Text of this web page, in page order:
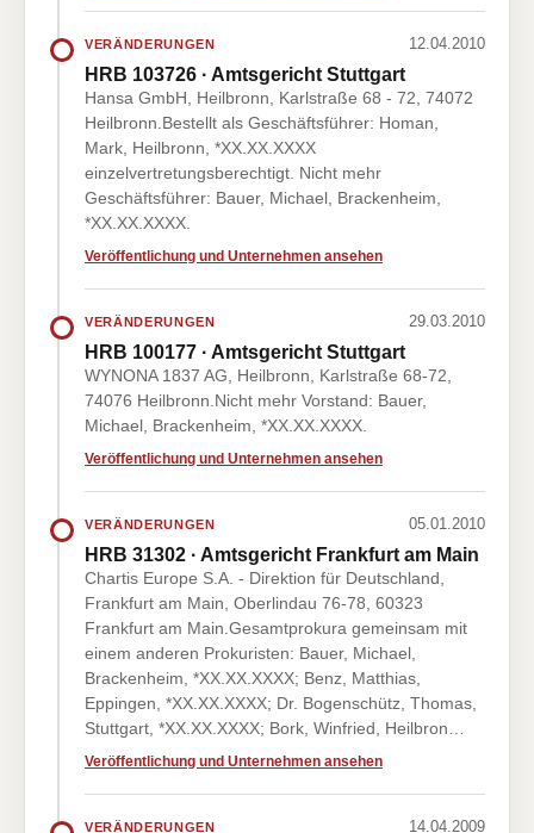
VERÄNDERUNGEN 12.04.2010
HRB 103726 · Amtsgericht Stuttgart
Hansa GmbH, Heilbronn, Karlstraße 68 - 72, 74072
Heilbronn.Bestellt als Geschäftsführer: Homan,
Mark, Heilbronn, *XX.XX.XXXX
einzelvertretungsberechtigt. Nicht mehr
Geschäftsführer: Bauer, Michael, Brackenheim,
*XX.XX.XXXX.
Veröffentlichung und Unternehmen ansehen
VERÄNDERUNGEN 29.03.2010
HRB 100177 · Amtsgericht Stuttgart
WYNONA 1837 AG, Heilbronn, Karlstraße 68-72,
74076 Heilbronn.Nicht mehr Vorstand: Bauer,
Michael, Brackenheim, *XX.XX.XXXX.
Veröffentlichung und Unternehmen ansehen
VERÄNDERUNGEN 05.01.2010
HRB 31302 · Amtsgericht Frankfurt am Main
Chartis Europe S.A. - Direktion für Deutschland,
Frankfurt am Main, Oberlindau 76-78, 60323
Frankfurt am Main.Gesamtprokura gemeinsam mit
einem anderen Prokuristen: Bauer, Michael,
Brackenheim, *XX.XX.XXXX; Benz, Matthias,
Eppingen, *XX.XX.XXXX; Dr. Bogenschütz, Thomas,
Stuttgart, *XX.XX.XXXX; Bork, Winfried, Heilbron…
Veröffentlichung und Unternehmen ansehen
VERÄNDERUNGEN 14.04.2009